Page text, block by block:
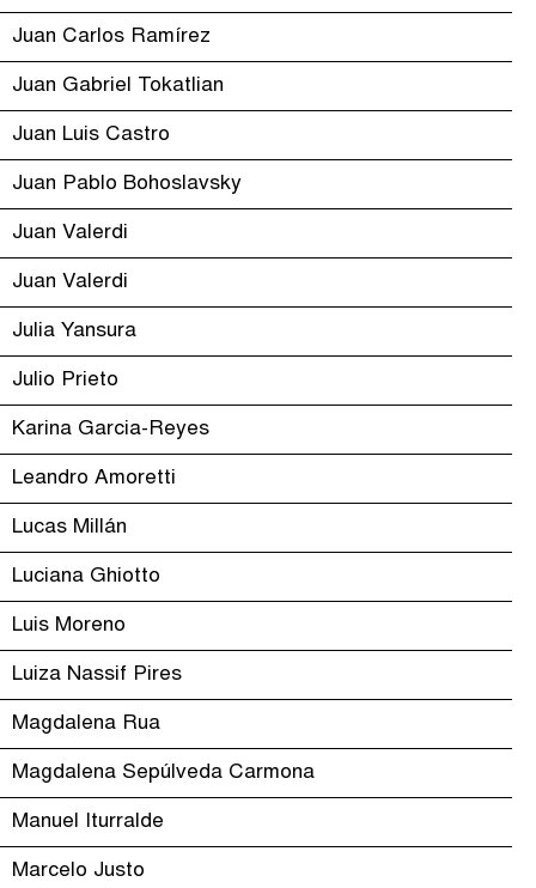
Juan Carlos Ramírez
Juan Gabriel Tokatlian
Juan Luis Castro
Juan Pablo Bohoslavsky
Juan Valerdi
Juan Valerdi
Julia Yansura
Julio Prieto
Karina Garcia-Reyes
Leandro Amoretti
Lucas Millán
Luciana Ghiotto
Luis Moreno
Luiza Nassif Pires
Magdalena Rua
Magdalena Sepúlveda Carmona
Manuel Iturralde
Marcelo Justo